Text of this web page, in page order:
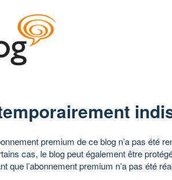
premium de ce blog n’a pas été
cas, le blog peut également être
que l’abonnement premium n’a pas été